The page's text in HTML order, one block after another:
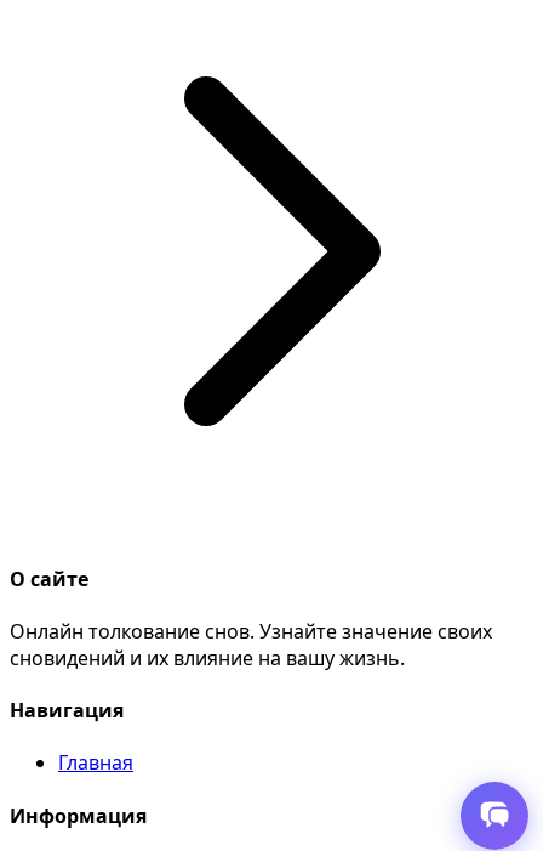
О сайте
Онлайн толкование снов. Узнайте значение своих
сновидений и их влияние на вашу жизнь.
Навигация
Главная
Информация